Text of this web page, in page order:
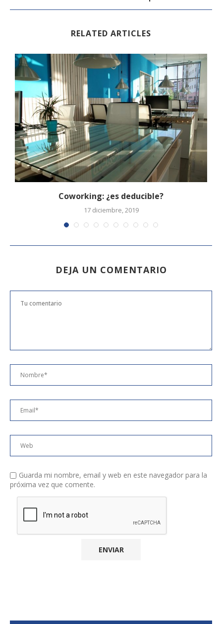
RELATED ARTICLES
Coworking: ¿es deducible?
17 diciembre, 2019
DEJA UN COMENTARIO
Guarda mi nombre, email y web en este navegador para la
próxima vez que comente.